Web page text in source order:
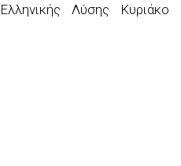
Λύσης Κυριάκο